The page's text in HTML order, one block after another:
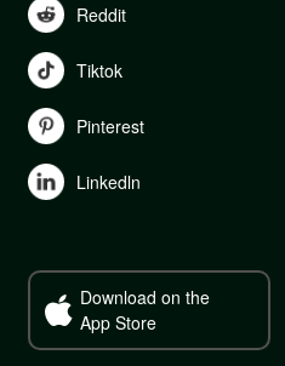
Reddit
Tiktok
Pinterest
Linkedln
Download on the
App Store